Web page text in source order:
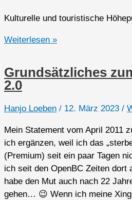
Kulturelle und touristische
2023er
dem
„heißen“
Herbst
Weiterlesen »
Grundsätzliches
2.0
Hanjo Loeben / 12. März 2023 /
Mein Statement vom April 2011
ich ergänzen, weil ich das
(Premium) seit ein paar Tagen
ich seit den OpenBC Zeiten dort
habe den Mut auch nach 22
gehen… 😉 Wenn ich meine